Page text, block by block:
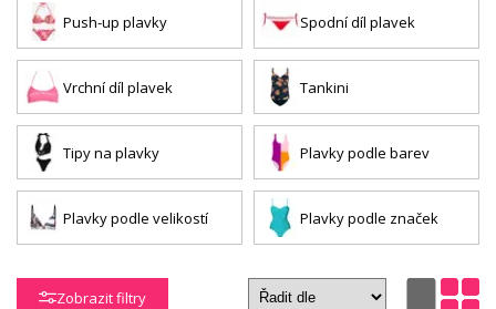
Push-up plavky Spodní díl plavek
Vrchní díl plavek Tankini
Tipy na plavky Plavky podle barev
Plavky podle velikostí Plavky podle značek
Zobrazit filtry